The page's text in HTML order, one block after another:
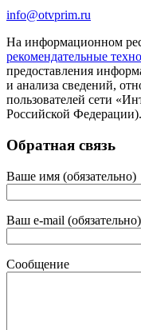
info@otvprim.ru
На информационном
рекомендательные
предоставления
и анализа сведений,
пользователей сети
Российской Федерации).
Обратная связь
Ваше имя (обязательно)
Ваш e-mail (обязательно)
Сообщение